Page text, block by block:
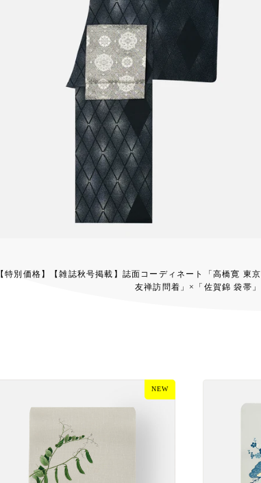
【特別価格】【雑誌秋号掲載】誌面コーディネート「高橋寛 東京
友禅訪問着」×「佐賀錦 袋帯」
NEW